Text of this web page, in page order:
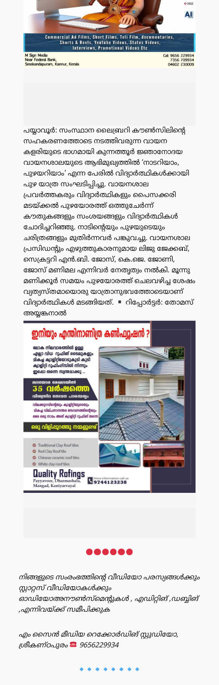
പയ്യാവൂർ: സംസ്ഥാന ലൈബ്രറി കൗൺസിലിൻ്റെ
സഹകരണത്തോടെ നടത്തിവരുന്ന വായന
കളരിയുടെ ഭാഗമായി കുന്നത്തൂർ ജ്ഞാനോദയ
വായനശാലയുടെ ആഭിമുഖ്യത്തിൽ ‘നാടറിയാം,
പുഴയറിയാം’ എന്ന പേരിൽ വിദ്യാർത്ഥികൾക്കായി
പുഴ യാത്ര സംഘടിപ്പിച്ചു. വായനശാല
പ്രവർത്തകരും വിദ്യാർത്ഥികളും പൈസക്കരി
മടയ്ക്കൽ പുഴയോരത്ത് ഒത്തുചേർന്ന്
കൗതുകങ്ങളും സംശയങ്ങളും വിദ്യാർത്ഥികൾ
ചോദിച്ചറിഞ്ഞു. നാടിൻ്റെയും പുഴയുടെയും
ചരിത്രങ്ങളും മുതിർന്നവർ പങ്കുവച്ചു. വായനശാല
പ്രസിഡൻ്റും എഴുത്തുകാരനുമായ ലിജു ജേക്കബ്,
സെക്രട്ടറി എൻ.ബി. ജോസ്, കെ.ജെ. ജോണി,
ജോസ് മണിമല എന്നിവർ നേതൃത്വം നൽകി. മൂന്നു
മണിക്കൂർ സമയം പുഴയോരത്ത് ചെലവഴിച്ച ശേഷം
വ്യത്യസ്തമായൊരു യാത്രാനുഭവത്തോടെയാണ്
വിദ്യാർത്ഥികൾ മടങ്ങിയത്.
റിപ്പോർട്ടർ: തോമസ്
അയ്യങ്കനാൽ
പരസ്യം
നിങ്ങളുടെ സംരംഭത്തിൻ്റെ വീഡിയോ പരസ്യങ്ങൾക്കും
സ്റ്റാറ്റസ് വീഡിയോകൾക്കും
ഓഡിയോഅനൗൺസ്‌മെന്റുകൾ , എഡിറ്റിങ് ,ഡബ്ബിങ്
,എന്നിവയ്ക്ക് സമീപിക്കുക
എം സൈൻ മീഡിയ റെക്കോർഡിങ് സ്റ്റുഡിയോ,
ശ്രീകണ്ഠപുരം
9656229934